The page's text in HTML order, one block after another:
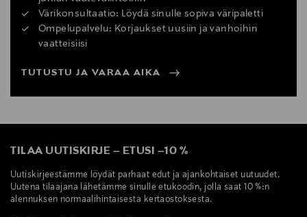
Värikonsultaatio: Löydä sinulle sopiva väripaletti
Ompelupalvelu: Korjaukset uusiin ja vanhoihin
vaatteisiisi
TUTUSTU JA VARAA AIKA
TILAA UUTISKIRJE – ETUSI –10 %
Uutiskirjeestämme löydät parhaat edut ja ajankohtaiset uutuudet.
Uutena tilaajana lähetämme sinulle etukoodin, jolla saat 10 %:n
alennuksen normaalihintaisesta kertaostoksesta.